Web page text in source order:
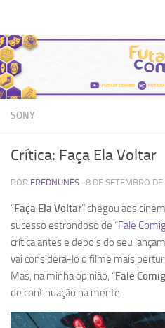
SONY
Crítica: Faça Ela Voltar
POR FREDNUNES · 8 DE SETEMBRO
“Faça Ela Voltar” chegou aos
sucesso estrondoso de “Fale
crítica antes e depois do seu
vai considerá-lo o filme mais
Mas, na minha opinião, “Fale
de continuação na mente.